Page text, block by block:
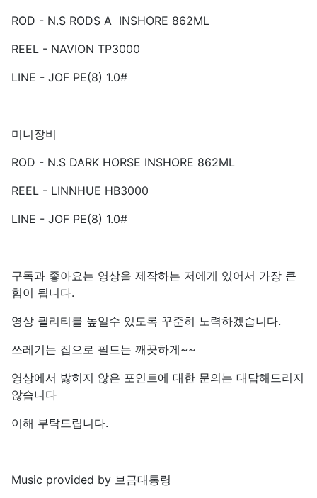
ROD - N.S RODS A INSHORE 862ML
REEL - NAVION TP3000
LINE - JOF PE(8) 1.0#
미니장비
ROD - N.S DARK HORSE INSHORE 862ML
REEL - LINNHUE HB3000
LINE - JOF PE(8) 1.0#
구독과 좋아요는 영상을 제작하는 저에게 있어서 가장 큰
힘이 됩니다.
영상 퀄리티를 높일수 있도록 꾸준히 노력하겠습니다.
쓰레기는 집으로 필드는 깨끗하게~~
영상에서 밣히지 않은 포인트에 대한 문의는 대답해드리지
않습니다
이해 부탁드립니다.
Music provided by 브금대통령